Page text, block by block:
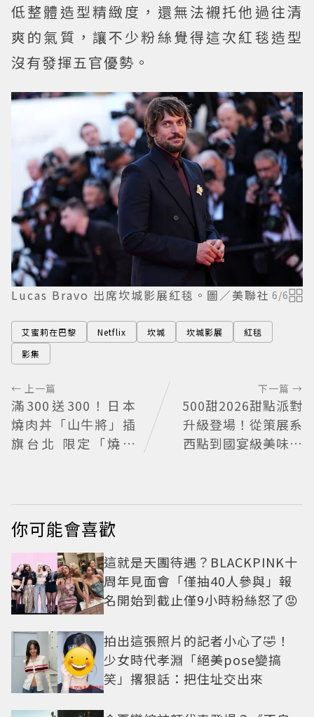
低整體造型精緻度，還無法襯托他過往清
爽的氣質，讓不少粉絲覺得這次紅毯造型
沒有發揮五官優勢。
Lucas Bravo 出席坎城影展紅毯。圖／美聯社 6/6
艾蜜莉在巴黎 Netflix 坎城 坎城影展
紅毯
影集
← 上一篇
滿300送300！日本
燒肉丼「山牛將」插
旗台北 限定「燒肉
下一篇 →
500甜2026甜點派對
升級登場！從策展系
西點到國宴級美味名
你可能會喜歡
這就是天團待遇？BLACKPINK十
周年見面會「僅抽40人參與」報
名開始到截止僅9小時粉絲怒了😡
拍出這張照片的記者小心了🤣！
少女時代孝淵「絕美pose變搞
笑」撂狠話：把住址交出來